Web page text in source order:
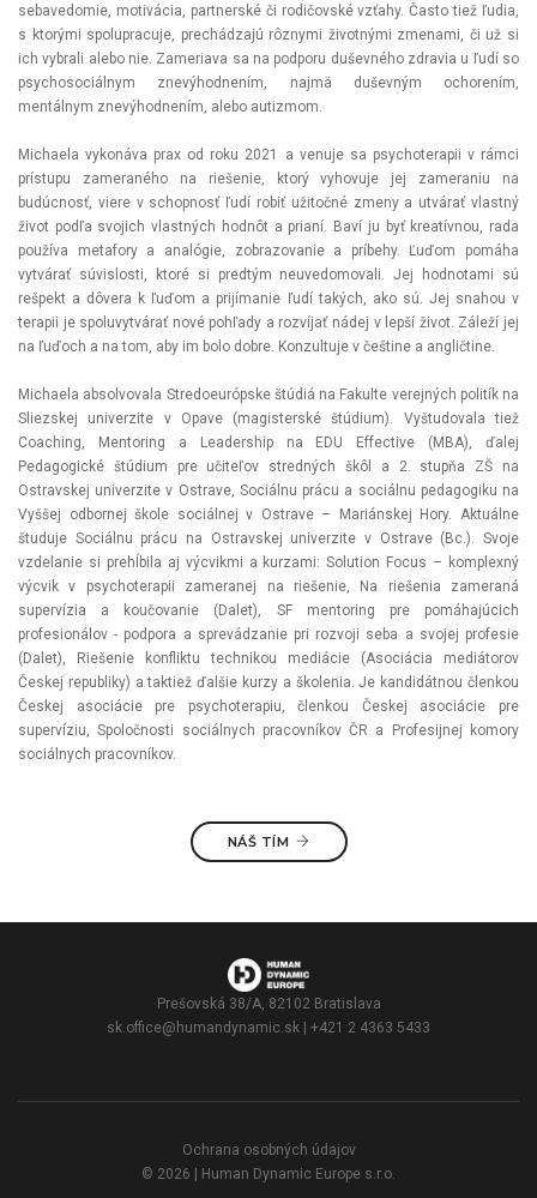
sebavedomie, motivácia, partnerské či rodičovské vzťahy. Často tiež ľudia,
s ktorými spolupracuje, prechádzajú rôznymi životnými zmenami, či už si
ich vybrali alebo nie. Zameriava sa na podporu duševného zdravia u ľudí so
psychosociálnym znevýhodnením, najmä duševným ochorením,
mentálnym znevýhodnením, alebo autizmom.
Michaela vykonáva prax od roku 2021 a venuje sa psychoterapii v rámci
prístupu zameraného na riešenie, ktorý vyhovuje jej zameraniu na
budúcnosť, viere v schopnosť ľudí robiť užitočné zmeny a utvárať vlastný
život podľa svojich vlastných hodnôt a prianí. Baví ju byť kreatívnou, rada
používa metafory a analógie, zobrazovanie a príbehy. Ľuďom pomáha
vytvárať súvislosti, ktoré si predtým neuvedomovali. Jej hodnotami sú
rešpekt a dôvera k ľuďom a prijímanie ľudí takých, ako sú. Jej snahou v
terapii je spoluvytvárať nové pohľady a rozvíjať nádej v lepší život. Záleží jej
na ľuďoch a na tom, aby im bolo dobre. Konzultuje v češtine a angličtine.
Michaela absolvovala Stredoeurópske štúdiá na Fakulte verejných politík na
Sliezskej univerzite v Opave (magisterské štúdium). Vyštudovala tiež
Coaching, Mentoring a Leadership na EDU Effective (MBA), ďalej
Pedagogické štúdium pre učiteľov stredných škôl a 2. stupňa ZŠ na
Ostravskej univerzite v Ostrave, Sociálnu prácu a sociálnu pedagogiku na
Vyššej odbornej škole sociálnej v Ostrave – Mariánskej Hory. Aktuálne
študuje Sociálnu prácu na Ostravskej univerzite v Ostrave (Bc.). Svoje
vzdelanie si prehĺbila aj výcvikmi a kurzami: Solution Focus – komplexný
výcvik v psychoterapii zameranej na riešenie, Na riešenia zameraná
supervízia a koučovanie (Dalet), SF mentoring pre pomáhajúcich
profesionálov - podpora a sprevádzanie pri rozvoji seba a svojej profesie
(Dalet), Riešenie konfliktu technikou mediácie (Asociácia mediátorov
Českej republiky) a taktiež ďalšie kurzy a školenia. Je kandidátnou členkou
Českej asociácie pre psychoterapiu, členkou Českej asociácie pre
supervíziu, Spoločnosti sociálnych pracovníkov ČR a Profesijnej komory
sociálnych pracovníkov.
NÁŠ TÍM
Prešovská 38/A, 82102 Bratislava
sk.office@humandynamic.sk | +421 2 4363 5433
Ochrana osobných údajov
© 2026 | Human Dynamic Europe s.r.o.